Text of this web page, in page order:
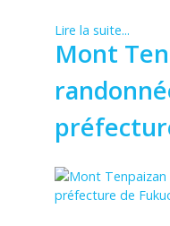
Lire la suite...
Mont